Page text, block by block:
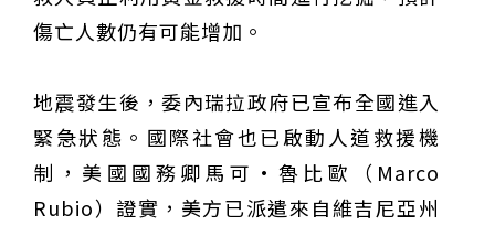
傷亡人數仍有可能增加。
地震發生後，委內瑞拉政府已宣布全國進入
緊急狀態。國際社會也已啟動人道救援機
制，美國國務卿馬可·魯比歐（Marco
Rubio）證實，美方已派遣來自維吉尼亞州